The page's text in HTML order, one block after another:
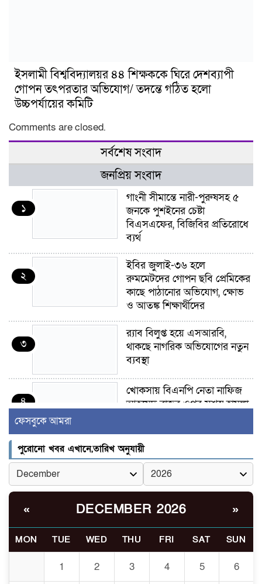
ইসলামী বিশ্ববিদ্যালয়র ৪৪ শিক্ষককে ঘিরে দেশব্যাপী
গোপন তৎপরতার অভিযোগ/ তদন্তে গঠিত হলো
উচ্চপর্যায়ের কমিটি
Comments are closed.
সর্বশেষ সংবাদ
জনপ্রিয় সংবাদ
১
গাংনী সীমান্তে নারী-পুরুষসহ ৫
জনকে পুশইনের চেষ্টা
বিএসএফের, বিজিবির প্রতিরোধে
ব্যর্থ
২
ইবির জুলাই-৩৬ হলে
রুমমেটদের গোপন ছবি প্রেমিকের
কাছে পাঠানোর অভিযোগ, ক্ষোভ
ও আতঙ্ক শিক্ষার্থীদের
৩
র‍্যাব বিলুপ্ত হয়ে এসআরবি,
থাকছে নাগরিক অভিযোগের নতুন
ব্যবস্থা
৪
খোকসায় বিএনপি নেতা নাফিজ
আহমেদ রাজুর ওপর সশস্ত্র হামলা,
৫
সাঈদীর ছবিতে জুতা
নিক্ষেপকারীরা ‘জারজ সন্তান’:
আমির হামজা
৬
ইসলামী বিশ্ববিদ্যালয়র ৪৪
তৎপরতার অভিযোগ/ তদন্তে
গঠিত হলো উচ্চপর্যায়ের কমিটি
মাত্র ৯১ টন ভারতীয় মরিচেই
ফেসবুকে আমরা
পুরোনো খবর এখানে,তারিখ অনুযায়ী
« DECEMBER 2026 »
MON TUE WED THU FRI SAT SUN
1 2 3 4 5 6